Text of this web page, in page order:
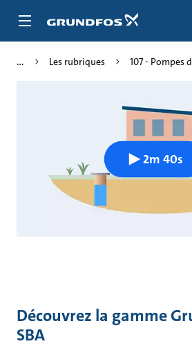
Les rubriques 107 - Pompes
2m 40s
Découvrez la gamme
SBA